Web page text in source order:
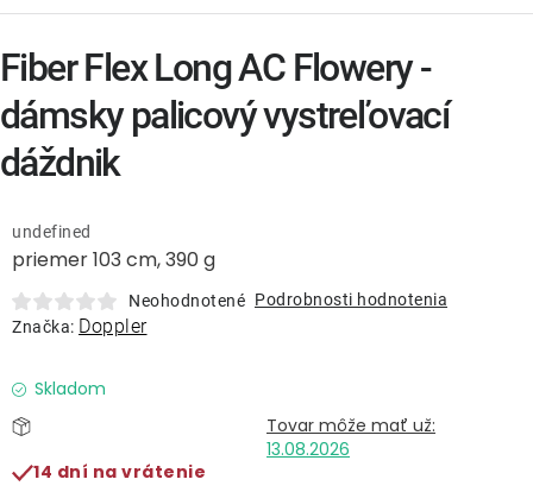
Polstre a sedáky
Lavice a hojdačky
Lehátka
Doplnky
Dáždniky
priemer 103 cm, 390 g
undefined
Neohodnotené Podrobnosti hodnotenia
Značka: Doppler
Skladom
13.08.2026
14 dní na vrátenie
Fiber Flex Long AC Flowery -
dámsky palicový vystreľovací
dáždnik